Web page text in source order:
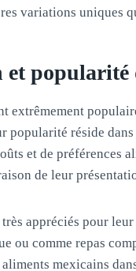
variations
popularité
extrêmement
popularité réside
et de préférences
de leur
appréciés pour
ou comme repas
mexicains